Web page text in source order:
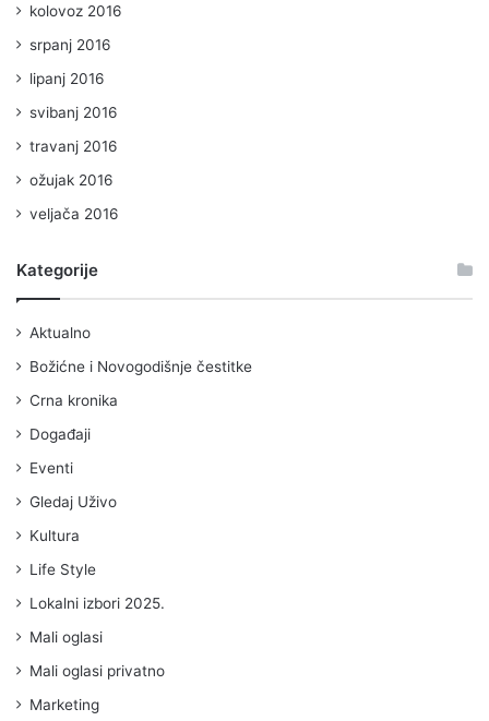
kolovoz 2016
srpanj 2016
lipanj 2016
svibanj 2016
travanj 2016
ožujak 2016
veljača 2016
Kategorije
Aktualno
Božićne i Novogodišnje čestitke
Crna kronika
Događaji
Eventi
Gledaj Uživo
Kultura
Life Style
Lokalni izbori 2025.
Mali oglasi
Mali oglasi privatno
Marketing